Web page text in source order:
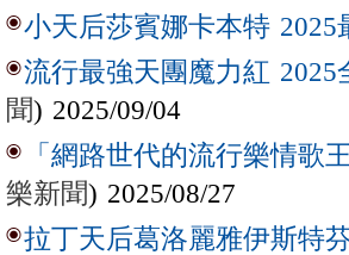
小天后莎賓娜卡本特 2025
流行最強天團魔力紅
聞) 2025/09/04
「網路世代的流行樂情歌
樂新聞) 2025/08/27
拉丁天后葛洛麗雅伊斯特